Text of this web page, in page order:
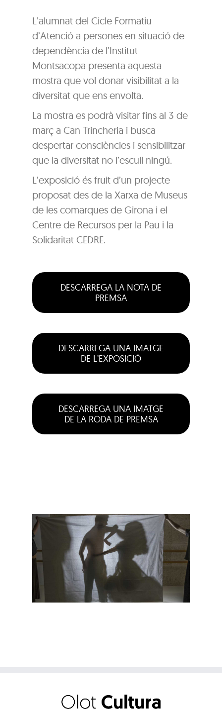
L’alumnat del Cicle Formatiu
d’Atenció a persones en situació de
dependència de l’Institut
Montsacopa presenta aquesta
mostra que vol donar visibilitat a la
diversitat que ens envolta.
La mostra es podrà visitar fins al 3 de
març a Can Trincheria i busca
despertar consciències i sensibilitzar
que la diversitat no l’escull ningú.
L’exposició és fruit d’un projecte
proposat des de la Xarxa de Museus
de les comarques de Girona i el
Centre de Recursos per la Pau i la
Solidaritat CEDRE.
DESCARREGA LA NOTA DE
PREMSA
DESCARREGA UNA IMATGE
DE L’EXPOSICIÓ
DESCARREGA UNA IMATGE
DE LA RODA DE PREMSA